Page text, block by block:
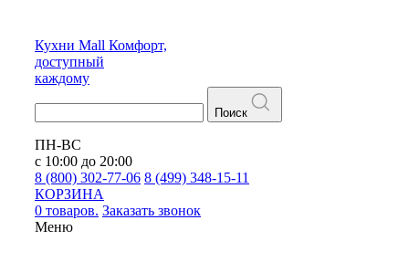
Кухни Mall Комфорт,
доступный
каждому
Поиск
ПН-ВС
с 10:00 до 20:00
8 (800) 302-77-06 8 (499) 348-15-11
КОРЗИНА
0 товаров. Заказать звонок
Меню